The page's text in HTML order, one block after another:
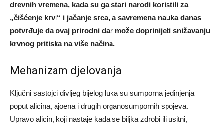
drevnih vremena, kada su ga stari narodi koristili za
„čišćenje krvi“ i jačanje srca, a savremena nauka danas
potvrđuje da ovaj prirodni dar može doprinijeti snižavanju
krvnog pritiska na više načina.
Mehanizam djelovanja
Ključni sastojci divljeg bijelog luka su sumporna jedinjenja
poput alicina, ajoena i drugih organosumpornih spojeva.
Upravo alicin, koji nastaje kada se biljka zdrobi ili usitni,